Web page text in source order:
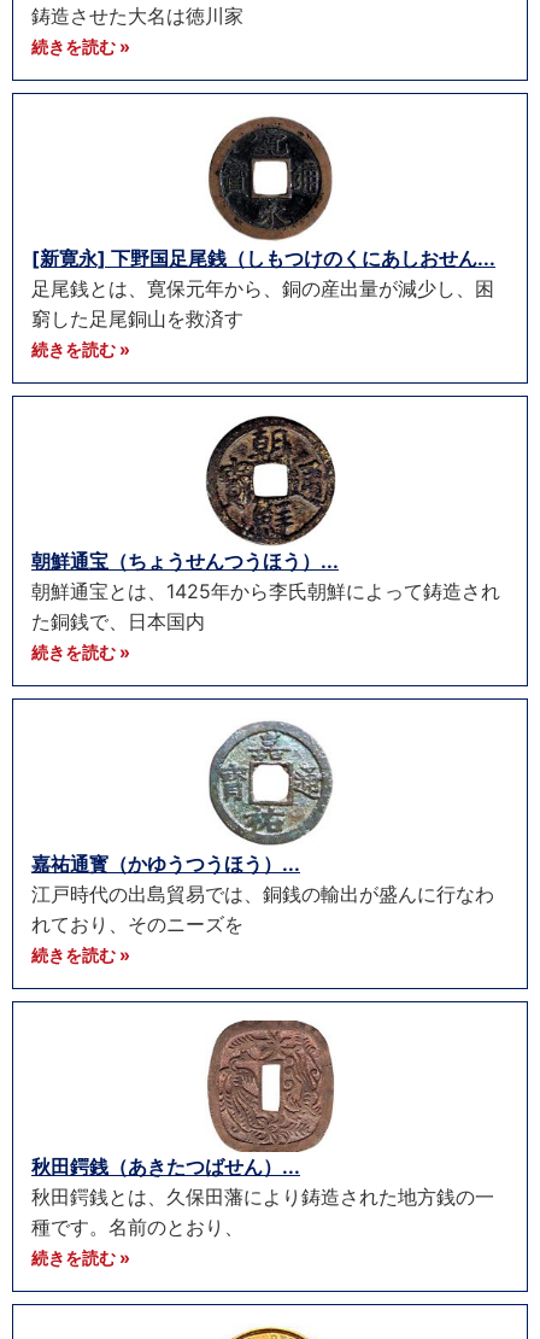
鋳造させた大名は徳川家
続きを読む »
[新寛永] 下野国足尾銭（しもつけのくにあしおせん...
足尾銭とは、寛保元年から、銅の産出量が減少し、困
窮した足尾銅山を救済す
続きを読む »
朝鮮通宝（ちょうせんつうほう）...
朝鮮通宝とは、1425年から李氏朝鮮によって鋳造され
た銅銭で、日本国内
続きを読む »
嘉祐通寳（かゆうつうほう）...
江戸時代の出島貿易では、銅銭の輸出が盛んに行なわ
れており、そのニーズを
続きを読む »
秋田鍔銭（あきたつばせん）...
秋田鍔銭とは、久保田藩により鋳造された地方銭の一
種です。名前のとおり、
続きを読む »